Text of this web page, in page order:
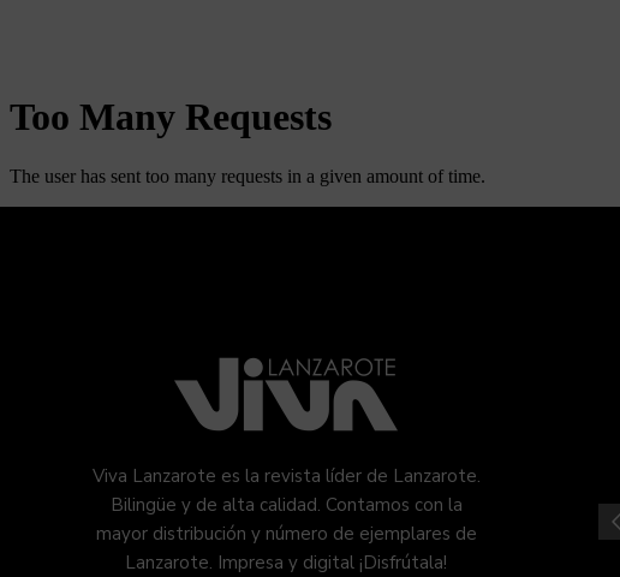
Viva Lanzarote es la revista líder de Lanzarote.
Bilingüe y de alta calidad. Contamos con la
mayor distribución y número de ejemplares de
Lanzarote. Impresa y digital ¡Disfrútala!